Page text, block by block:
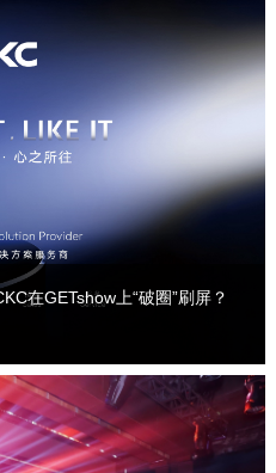
在GETshow上“破圈”刷屏？